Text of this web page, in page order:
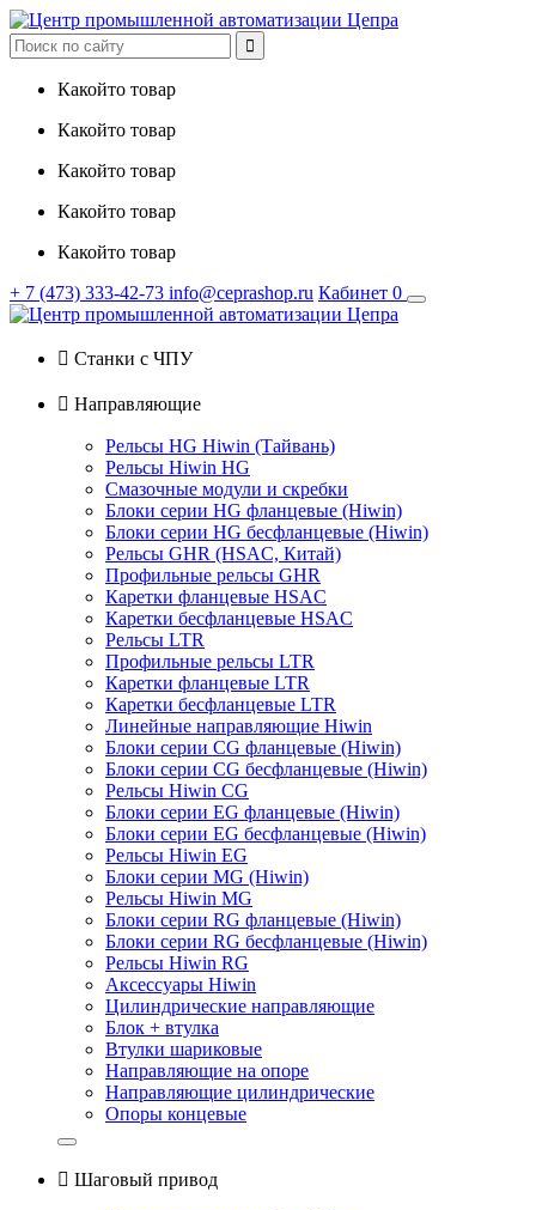

Какойто товар
Какойто товар
Какойто товар
Какойто товар
Какойто товар
+ 7 (473) 333-42-73 info@ceprashop.ru Кабинет 0
 Станки с ЧПУ
 Направляющие
Рельсы HG Hiwin (Тайвань)
Рельсы Hiwin HG
Смазочные модули и скребки
Блоки серии HG фланцевые (Hiwin)
Блоки серии HG бесфланцевые (Hiwin)
Рельсы GHR (HSAC, Китай)
Профильные рельсы GHR
Каретки фланцевые HSAC
Каретки бесфланцевые HSAC
Рельсы LTR
Профильные рельсы LTR
Каретки фланцевые LTR
Каретки бесфланцевые LTR
Линейные направляющие Hiwin
Блоки серии CG фланцевые (Hiwin)
Блоки серии CG бесфланцевые (Hiwin)
Рельсы Hiwin CG
Блоки серии EG фланцевые (Hiwin)
Блоки серии EG бесфланцевые (Hiwin)
Рельсы Hiwin EG
Блоки серии MG (Hiwin)
Рельсы Hiwin MG
Блоки серии RG фланцевые (Hiwin)
Блоки серии RG бесфланцевые (Hiwin)
Рельсы Hiwin RG
Аксессуары Hiwin
Цилиндрические направляющие
Блок + втулка
Втулки шариковые
Направляющие на опоре
Направляющие цилиндрические
Опоры концевые
 Шаговый привод